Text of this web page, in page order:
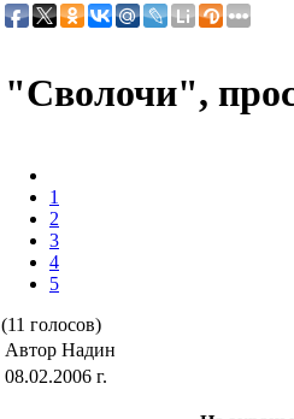
"Сволочи",
1
2
3
4
5
(11 голосов)
Автор Надин
08.02.2006 г.